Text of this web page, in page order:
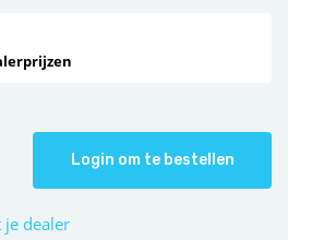
Login om te bestellen
je dealer